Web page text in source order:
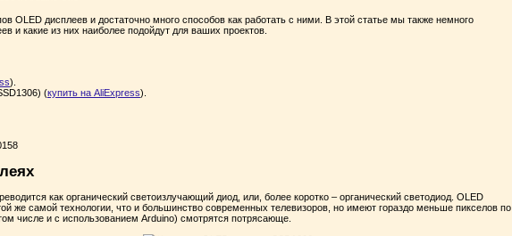
OLED дисплеев и достаточно много способов как работать с ними. В этой статье мы также немного
и какие из них наиболее подойдут для ваших проектов.
).
(купить на AliExpress).
как органический светоизлучающий диод, или, более коротко – органический светодиод. OLED
же самой технологии, что и большинство современных телевизоров, но имеют гораздо меньше пикселов по
числе и с использованием Arduino) смотрятся потрясающе.